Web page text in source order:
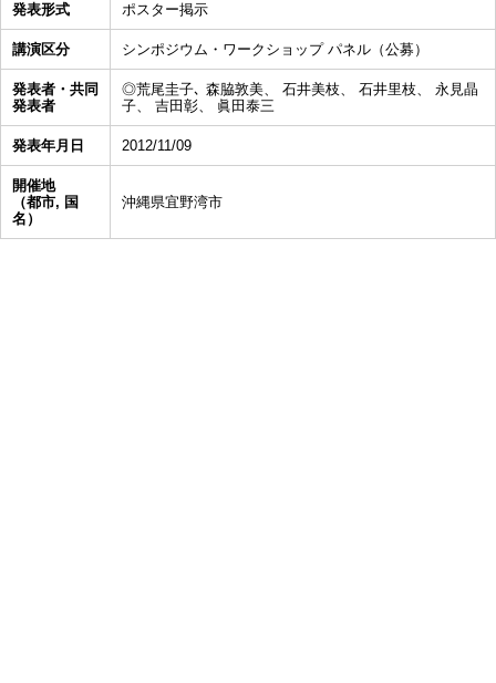
発表形式 ポスター掲示
講演区分 シンポジウム・ワークショップ パネル（公募）
発表者・共同
発表者
◎荒尾圭子､ 森脇敦美、 石井美枝、 石井里枝、 永見晶
子、 吉田彰、 眞田泰三
発表年月日 2012/11/09
開催地
（都市, 国
名）
沖縄県宜野湾市